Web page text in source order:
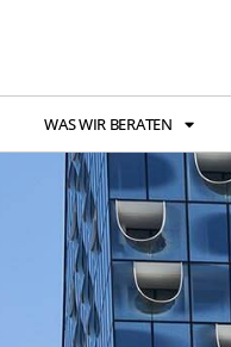
WAS WIR BERATEN